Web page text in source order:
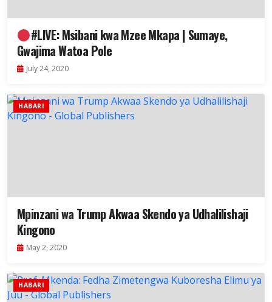
#LIVE: Msibani kwa Mzee Mkapa | Sumaye,
Gwajima Watoa Pole
July 24, 2020
HABARI
Mpinzani wa Trump Akwaa Skendo ya Udhalilishaji
Kingono
May 2, 2020
HABARI